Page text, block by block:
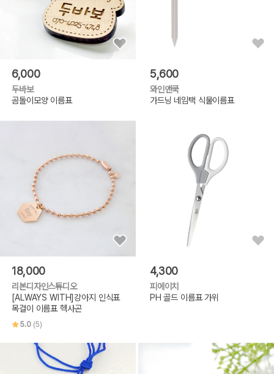
6,000
두바보
곰돌이모양 이름표
5,600
와인앤쿡
가드닝 네임택 식물이름표
18,000
리본디자인스튜디오
[ALWAYS WITH]강아지 인식표
목걸이 이름표 헥사곤
5.0 (5)
4,300
피에이치
PH 골드 이름표 가위